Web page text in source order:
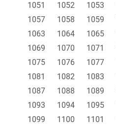
1051
1052 1053
1057
1058 1059
1063
1064 1065
1069
1070 1071
1075
1076 1077
1081
1082 1083
1087
1088 1089
1093
1094 1095
1099
1100 1101